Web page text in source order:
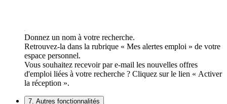
Donnez un nom à votre recherche.
Retrouvez-la dans la rubrique « Mes alertes emploi » de votre
espace personnel.
Vous souhaitez recevoir par e-mail les nouvelles offres
d'emploi liées à votre recherche ? Cliquez sur le lien « Activer
la réception ».
7. Autres fonctionnalités